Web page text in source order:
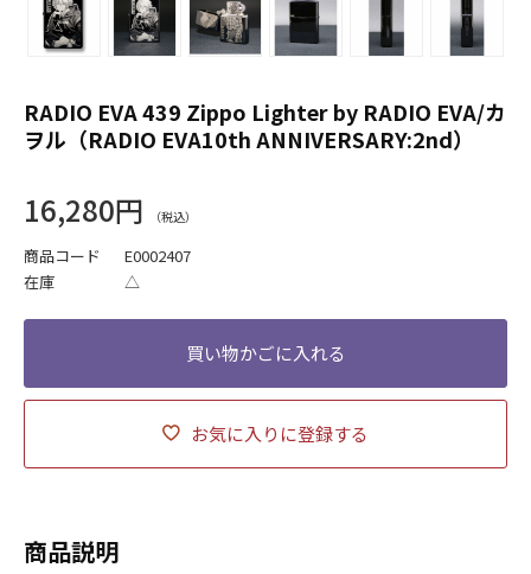
RADIO EVA 439 Zippo Lighter by RADIO EVA/カ
ヲル（RADIO EVA10th ANNIVERSARY:2nd）
16,280円
商品コード
E0002407
在庫
△
お気に入りに登録する
商品説明